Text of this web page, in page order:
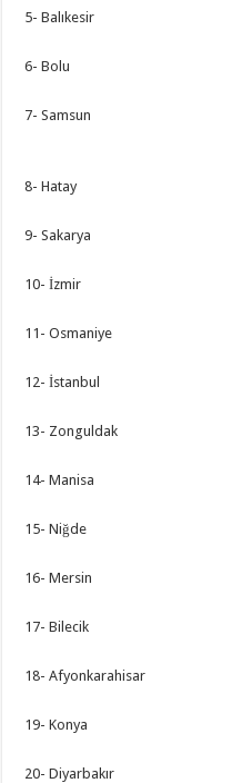
5- Balıkesir
6- Bolu
7- Samsun
8- Hatay
9- Sakarya
10- İzmir
11- Osmaniye
12- İstanbul
13- Zonguldak
14- Manisa
15- Niğde
16- Mersin
17- Bilecik
18- Afyonkarahisar
19- Konya
20- Diyarbakır